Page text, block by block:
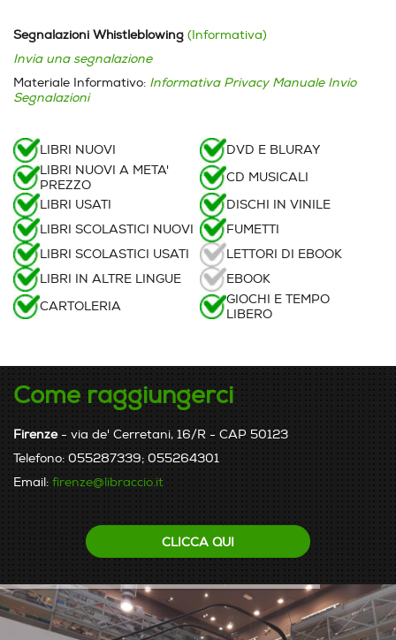
Segnalazioni Whistleblowing (Informativa)
Invia una segnalazione
Materiale Informativo: Informativa Privacy Manuale Invio
Segnalazioni
LIBRI NUOVI
DVD E BLURAY
LIBRI NUOVI A META'
PREZZO
CD MUSICALI
LIBRI USATI
DISCHI IN VINILE
LIBRI SCOLASTICI NUOVI
FUMETTI
LIBRI SCOLASTICI USATI
LETTORI DI EBOOK
LIBRI IN ALTRE LINGUE
EBOOK
CARTOLERIA
GIOCHI E TEMPO
LIBERO
Come raggiungerci
Firenze- via de' Cerretani, 16/R - CAP 50123
Telefono: 055287339; 055264301
Email: firenze@libraccio.it
CLICCA QUI